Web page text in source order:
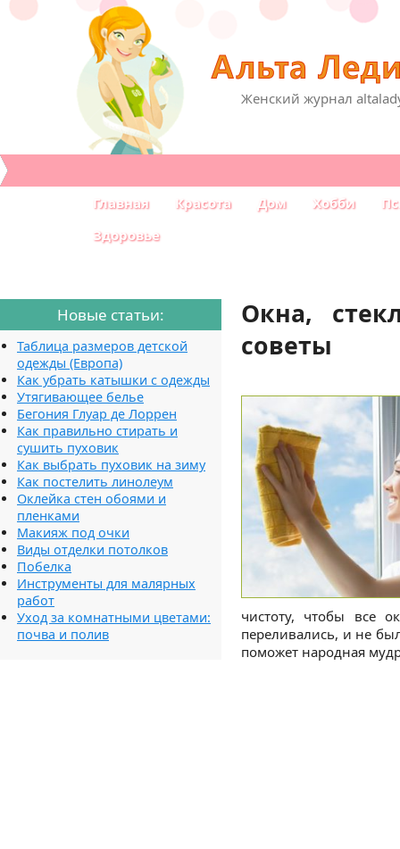
Женский журнал
Главная Красота Дом Хобби
Здоровье
Окна,
советы
чистоту, чтобы все
переливались, и не
поможет народная
Новые статьи:
Таблица размеров детской
одежды (Европа)
Как убрать катышки с одежды
Утягивающее белье
Бегония Глуар де Лоррен
Как правильно стирать и
сушить пуховик
Как выбрать пуховик на зиму
Как постелить линолеум
Оклейка стен обоями и
пленками
Макияж под очки
Виды отделки потолков
Побелка
Инструменты для малярных
работ
Уход за комнатными цветами:
почва и полив